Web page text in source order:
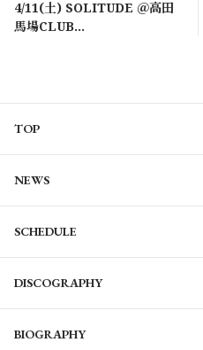
4/11(土) SOLITUDE ＠高田
馬場CLUB
TOP
NEWS
SCHEDULE
DISCOGRAPHY
BIOGRAPHY